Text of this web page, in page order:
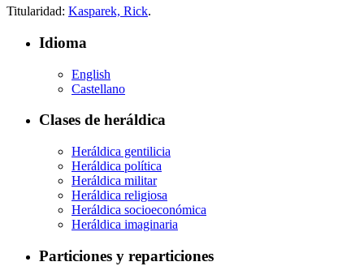
Titularidad: Kasparek, Rick.
Idioma
English
Castellano
Clases de heráldica
Heráldica gentilicia
Heráldica política
Heráldica militar
Heráldica religiosa
Heráldica socioeconómica
Heráldica imaginaria
Particiones y reparticiones